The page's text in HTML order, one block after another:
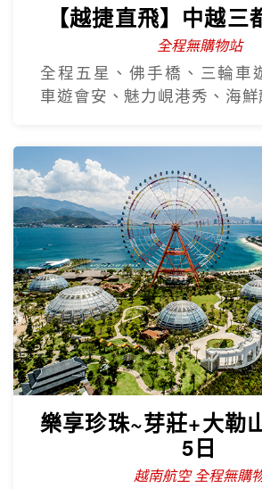
【越捷直飛】中越三
全程無購物站
全程五星、佛手橋、三輪車
車遊會安、魅力峴港秀、海
樂享珍珠~芽莊+大勒
5日
越南航空 全程無購